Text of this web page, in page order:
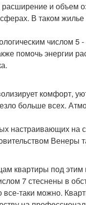
и объем
В таком
числом 5
помочь энергии
комфорт,
больше всех.
настраивающих
Венеры
квартиры под
7 стеснены в
таки можно.